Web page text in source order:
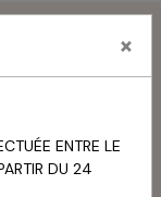
×
ENTRE LE
DU 24